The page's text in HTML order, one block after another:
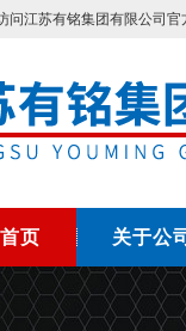
问江苏有铭集团有限公司
页 关于公司